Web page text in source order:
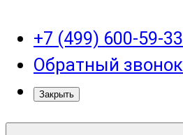
+7 (499) 600-59-33
Обратный звонок
Закрыть